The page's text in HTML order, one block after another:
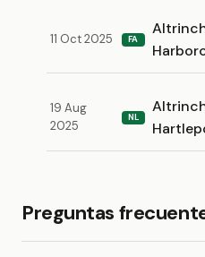
11 Oct 2025 FA
19 Aug
2025
NL
Preguntas